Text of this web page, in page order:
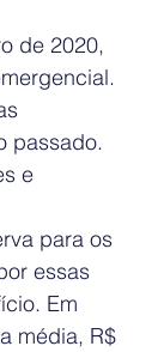
de 2020,
passado.
e
para os
essas
Em
média, R$